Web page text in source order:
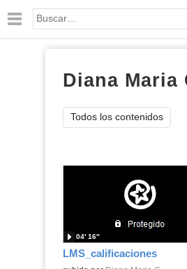
Palabra o frase:
Diana Maria
Todos los contenidos
LMS_calificaciones
04′ 16″